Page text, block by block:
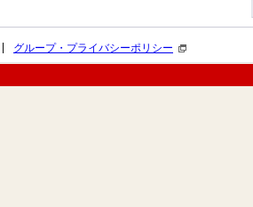
グループ・プライバシーポリシー